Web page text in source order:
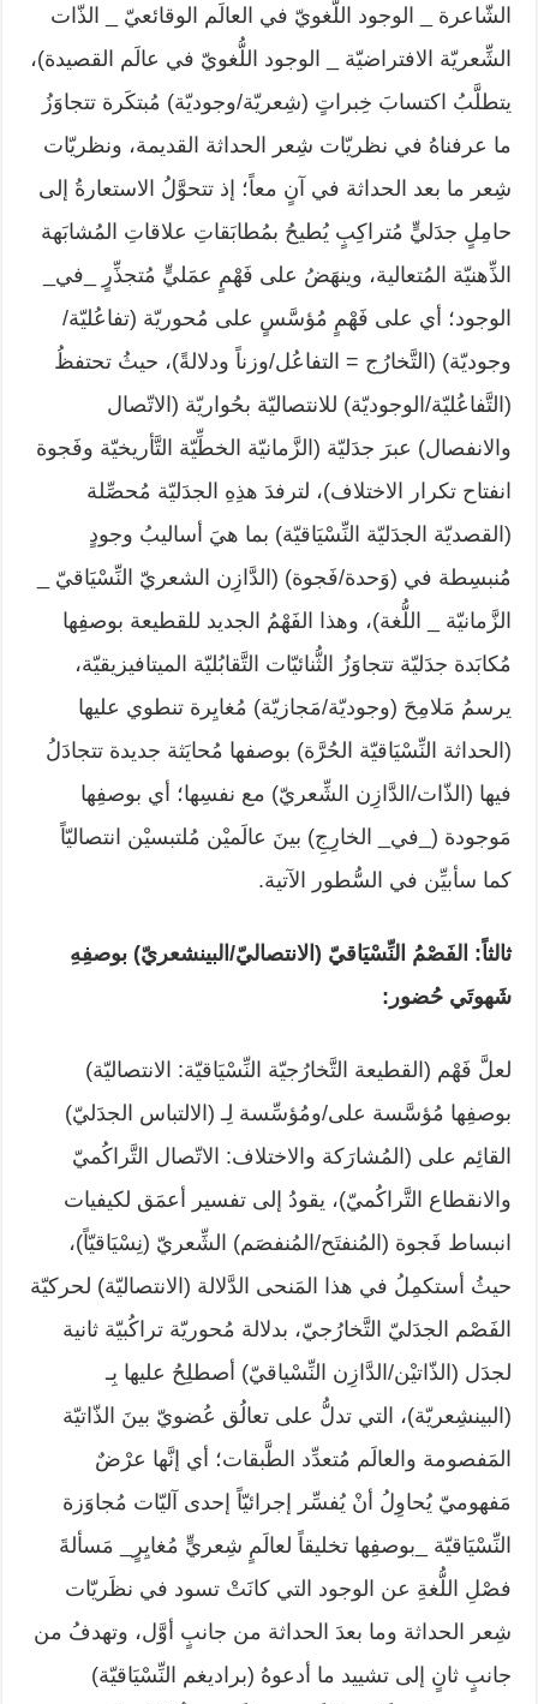
الشّاعرة _ الوجود اللُّغويّ في العالَم الوقائعيّ _ الذّات
الشِّعريّة الافتراضيّة _ الوجود اللُّغويّ في عالَم القصيدة)،
يتطلَّبُ اكتسابَ خِبراتٍ (شِعريّة/وجوديّة) مُبتكَرة تتجاوَزُ
ما عرفناهُ في نظريّات شِعر الحداثة القديمة، ونظريّات
شِعر ما بعد الحداثة في آنٍ معاً؛ إذ تتحوَّلُ الاستعارةُ إلى
حامِلٍ جدَليٍّ مُتراكِبٍ يُطيحُ بمُطابَقاتِ علاقاتِ المُشابَهة
الذِّهنيّة المُتعالية، وينهَضُ على فَهْمٍ عمَليٍّ مُتجذِّرٍ _في_
الوجود؛ أي على فَهْمٍ مُؤسَّسٍ على مُحوريّة (تفاعُليّة/
وجوديّة) (التَّخارُج = التفاعُل/وزناً ودلالةً)، حيثُ تحتفظُ
(التَّفاعُليّة/الوجوديّة) للانتصاليّة بحُواريّة (الاتّصال
والانفصال) عبرَ جدَليّة (الزَّمانيّة الخطِّيّة التَّأريخيّة وفَجوة
انفتاح تكرار الاختلاف)، لترفدَ هذِهِ الجدَليّة مُحصِّلة
(القصديّة الجدَليّة النِّسْيَاقيّة) بما هيَ أساليبُ وجودٍ
مُنبسِطة في (وَحدة/فَجوة) (الدَّازِن الشعريّ النِّسْيَاقيّ _
الزَّمانيّة _ اللُّغة)، وهذا الفَهْمُ الجديد للقطيعة بوصفِها
مُكابَدة جدَليّة تتجاوَزُ الثُّنائيّات التَّقابُليّة الميتافيزيقيّة،
يرسمُ مَلامِحَ (وجوديّة/مَجازيّة) مُغايِرة تنطوي عليها
(الحداثة النِّسْيَاقيّة الحُرَّة) بوصفها مُحايَثة جديدة تتجادَلُ
فيها (الذّات/الدَّازِن الشِّعريّ) مع نفسِها؛ أي بوصفِها
مَوجودة (_في_ الخارِجِ) بينَ عالَميْن مُلتبسيْن انتصاليّاً
كما سأبيِّن في السُّطور الآتية.
ثالثاً: الفَصْمُ النِّسْيَاقيّ (الانتصاليّ/البينشعريّ) بوصفِهِ
شهوتَي حُضور:
لعلَّ فَهْم (القطيعة التَّخارُجيّة النِّسْيَاقيّة: الانتصاليّة)
بوصفِها مُؤسَّسة على/ومُؤسِّسة لِـ (الالتباس الجدَليّ)
القائِم على (المُشارَكة والاختلاف: الاتّصال التَّراكُميّ
والانقطاع التَّراكُميّ)، يقودُ إلى تفسير أعمَق لكيفيات
انبساط فَجوة (المُنفتَح/المُنفصَم) الشِّعريّ (نِسْيَاقيّاً)،
حيثُ أستكمِلُ في هذا المَنحى الدَّلالة (الانتصاليّة) لحركيّة
الفَصْم الجدَليّ التَّخارُجيّ، بدلالة مُحوريّة تراكُبيّة ثانية
لجدَل (الذّاتيْن/الدَّازِن النِّسْياقيّ) أصطلِحُ عليها بِـ
(البينشِعريّة)، التي تدلُّ على تعالُق عُضويّ بينَ الذّاتيّة
المَفصومة والعالَم مُتعدِّد الطَّبقات؛ أي إنَّها عرْضٌ
مَفهوميّ يُحاوِلُ أنْ يُفسِّر إجرائيّاً إحدى آليّات مُجاوَزة
النِّسْيَاقيّة _بوصفِها تخليقاً لعالَمٍ شِعريٍّ مُغايِرٍ_ مَسألةَ
فصْلِ اللُّغةِ عن الوجود التي كانَتْ تسود في نظَريّات
شِعر الحداثة وما بعدَ الحداثة من جانبٍ أوَّل، وتهدفُ من
جانبٍ ثانٍ إلى تشييد ما أدعوهُ (براديغم النِّسْيَاقيّة)